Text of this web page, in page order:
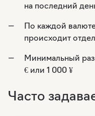
на последний
По каждой
происходит
Минимальный
€ или 1 000 ¥‎
Часто